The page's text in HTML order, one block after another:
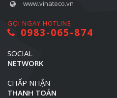
www.vinateco.vn
GỌI NGAY HOTLINE
0983-065-874
SOCIAL
NETWORK
CHẤP NHẬN
THANH TOÁN